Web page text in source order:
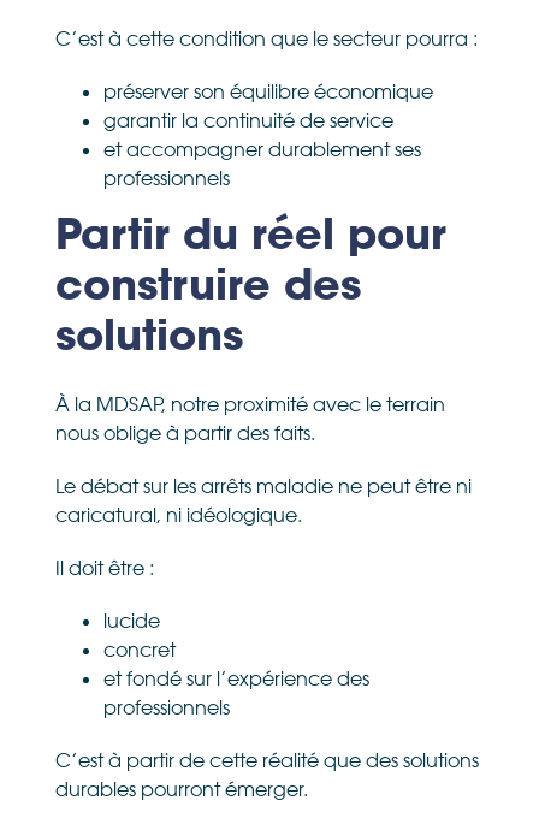
C’est à cette condition que le secteur pourra :
préserver son équilibre économique
garantir la continuité de service
et accompagner durablement ses
professionnels
Partir du réel pour
construire des
solutions
À la MDSAP, notre proximité avec le terrain
nous oblige à partir des faits.
Le débat sur les arrêts maladie ne peut être ni
caricatural, ni idéologique.
Il doit être :
lucide
concret
et fondé sur l’expérience des
professionnels
C’est à partir de cette réalité que des solutions
durables pourront émerger.